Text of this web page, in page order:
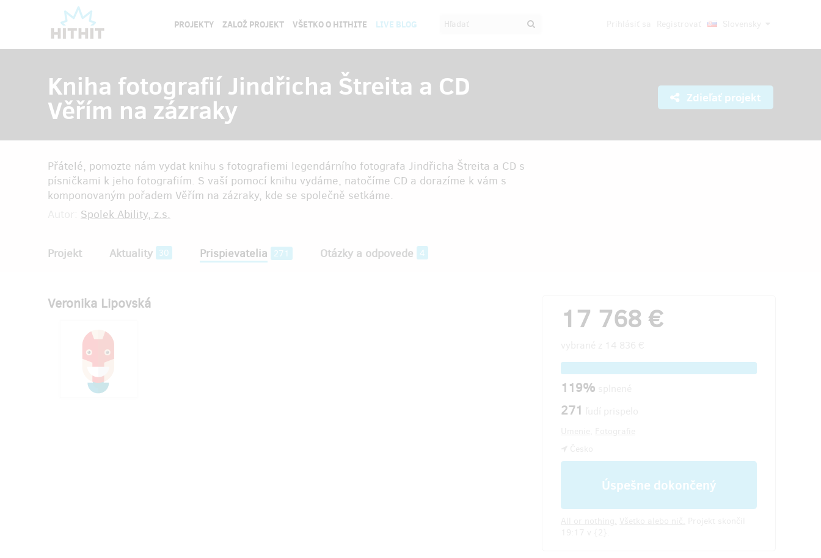
PROJEKTY ZALOŽ PROJEKT VŠETKO O HITHITE LIVE BLOG
Kniha fotografií Jindřicha Štreita a CD
Věřím na zázraky Zdieľať projekt
Přátelé, pomozte nám vydat knihu s fotografiemi legendárního fotografa Jindřicha Štreita a CD s
písničkami k jeho fotografiím. S vaší pomocí knihu vydáme, natočíme CD a dorazíme k vám s
komponovaným pořadem Věřím na zázraky, kde se společně setkáme.
Spolek Ability, z.s.
Projekt Aktuality 30 Prispievatelia 271 Otázky a odpovede 4
Veronika Lipovská 17 768 €
119%
271
Úspešne dokončený